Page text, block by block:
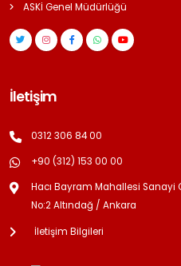
ASKİ Genel Müdürlüğü
İletişim
0312 306 84 00
+90 (312) 153 00 00
Hacı Bayram Mahallesi Sanayi
No:2 Altındağ / Ankara
İletişim Bilgileri